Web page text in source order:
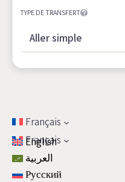
TYPE DE TRANSFERT
Aller simple
Français
English
العربية
Русский
Français